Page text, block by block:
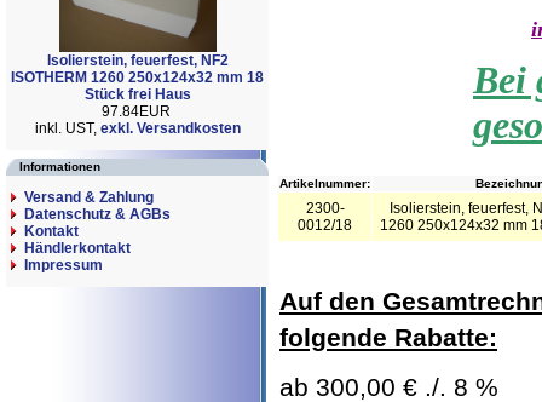
Isolierstein, feuerfest, NF2
ISOTHERM 1260 250x124x32 mm 18
Stück frei Haus
97.84EUR
inkl. UST, exkl. Versandkosten
Informationen
Versand & Zahlung
Datenschutz & AGBs
Kontakt
Händlerkontakt
Impressum
Bei
Artikelnummer:
2300-
0012/18
Isolierstein, feuerfest,
1260 250x124x32 mm
Auf den
folgende Rabatte:
ab 300,00 € ./. 8 %